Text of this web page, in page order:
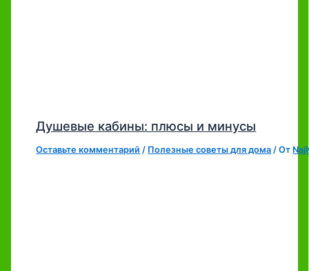
Душевые кабины: плюсы и минусы
Оставьте комментарий / Полезные советы для дома / От